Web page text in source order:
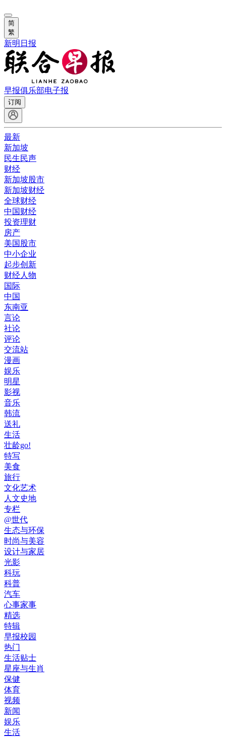
简
繁
新明日报
早报俱乐部电子报
订阅
最新
新加坡
民生民声
财经
新加坡股市
新加坡财经
全球财经
中国财经
投资理财
房产
美国股市
中小企业
起步创新
财经人物
国际
中国
东南亚
言论
社论
评论
交流站
漫画
娱乐
明星
影视
音乐
韩流
送礼
生活
壮龄go!
特写
美食
旅行
文化艺术
人文史地
专栏
@世代
生态与环保
时尚与美容
设计与家居
光影
科玩
科普
汽车
心事家事
精选
特辑
早报校园
热门
生活贴士
星座与生肖
保健
体育
视频
新闻
娱乐
生活